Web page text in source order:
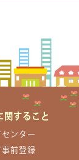
関すること
ンター
前登録